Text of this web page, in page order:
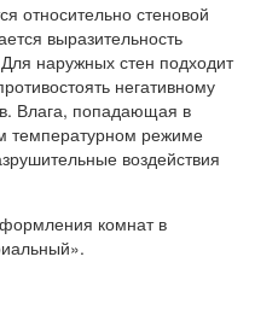
относительно стеновой
выразительность
наружных стен подходит
негативному
Влага, попадающая в
температурном режиме
воздействия
комнат в